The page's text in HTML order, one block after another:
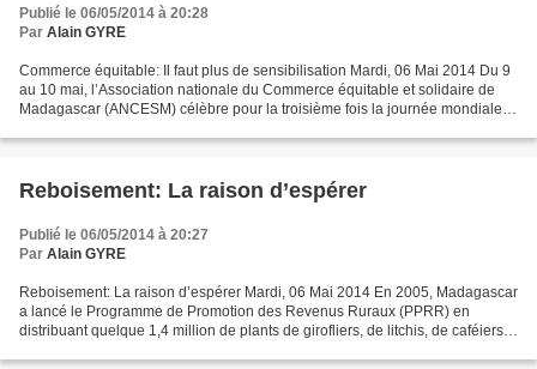
Publié le 06/05/2014 à 20:28
Par Alain GYRE
Commerce équitable: Il faut plus de sensibilisation Mardi, 06 Mai 2014 Du 9
au 10 mai, l’Association nationale du Commerce équitable et solidaire de
Madagascar (ANCESM) célèbre pour la troisième fois la journée mondiale
Reboisement: La raison d’espérer
Publié le 06/05/2014 à 20:27
Par Alain GYRE
Reboisement: La raison d’espérer Mardi, 06 Mai 2014 En 2005, Madagascar
a lancé le Programme de Promotion des Revenus Ruraux (PPRR) en
distribuant quelque 1,4 million de plants de girofliers, de litchis, de caféiers